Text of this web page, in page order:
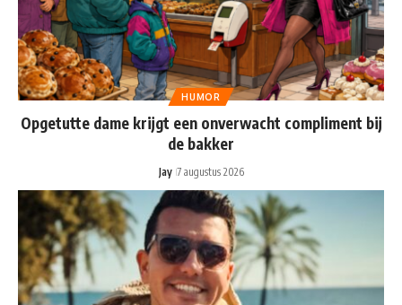
HUMOR
Opgetutte dame krijgt een onverwacht compliment bij
de bakker
Jay 7 augustus 2026